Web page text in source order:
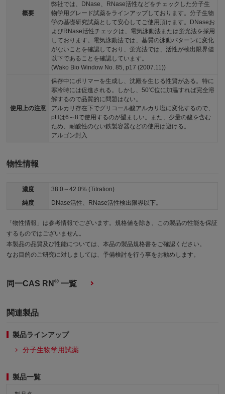
概要
弊社では、DNase、RNase活性などをチェックした分子生
物学用グレード試薬をラインアップしております。分子生物
学の基礎研究試薬として安心してご使用頂けます。DNaseお
よびRNase活性チェックは、電気泳動法または蛍光法を採用
しております。電気泳動法では、基質の泳動パターンに変化
がないことを確認しており、蛍光法では、活性が検出限界値
以下であることを確認しています。
(Wako Bio Window No. 85, p17 (2007.11))
使用上の注意
保存中にポリマーを生成し、沈殿を生じる性質がある。特に
寒冷時には促進される。しかし、50℃位に加温すれば完全溶
解するので品質的に問題はない。
アルカリ存在下でグリコール酸アルカリ塩に変化するので、
pHは6～8で使用するのが望ましい。また、少量の酸を含む
ため、耐酸性のない鉄製容器などの使用は避ける。
アルゴン封入
物性情報
濃度
38.0～42.0% (Titration)
純度
DNase活性、RNase活性検出限界以下。
「物性情報」は参考情報でございます。規格値を除き、この製品の性能を保証
するものではございません。
本製品の品質及び性能については、本品の製品規格書をご確認ください。
なお目的のご研究に対しましては、予備検討を行う事をお勧めします。
同一CAS RN® 一覧
関連製品
製品ラインアップ
分子生物学用試薬
製品一覧